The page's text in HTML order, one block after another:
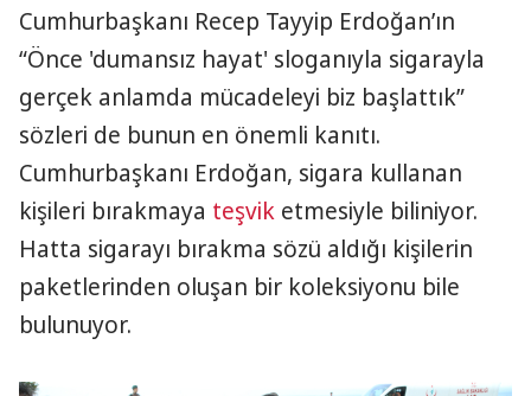
Cumhurbaşkanı Recep Tayyip Erdoğan’ın
“Önce 'dumansız hayat' sloganıyla sigarayla
gerçek anlamda mücadeleyi biz başlattık”
sözleri de bunun en önemli kanıtı.
Cumhurbaşkanı Erdoğan, sigara kullanan
kişileri bırakmaya teşvik etmesiyle biliniyor.
Hatta sigarayı bırakma sözü aldığı kişilerin
paketlerinden oluşan bir koleksiyonu bile
bulunuyor.